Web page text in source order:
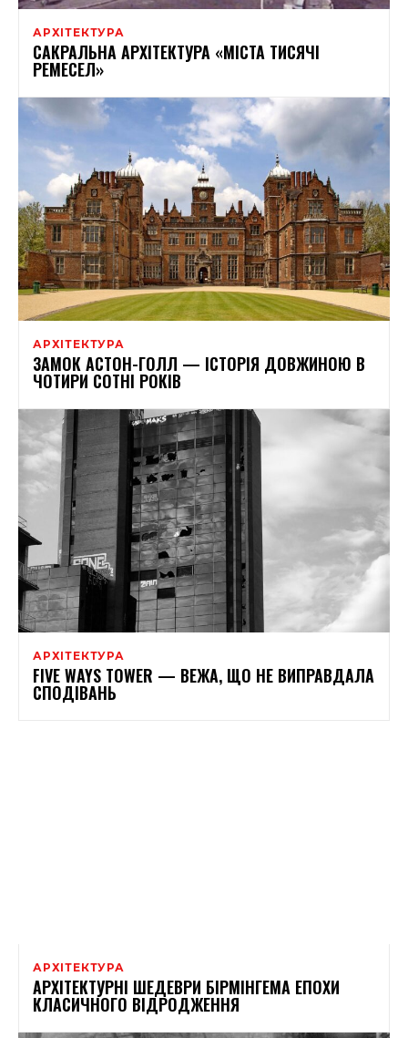
АРХІТЕКТУРА
САКРАЛЬНА АРХІТЕКТУРА «МІСТА ТИСЯЧІ
РЕМЕСЕЛ»
АРХІТЕКТУРА
ЗАМОК АСТОН-ГОЛЛ — ІСТОРІЯ ДОВЖИНОЮ В
ЧОТИРИ СОТНІ РОКІВ
АРХІТЕКТУРА
FIVE WAYS TOWER — ВЕЖА, ЩО НЕ ВИПРАВДАЛА
СПОДІВАНЬ
АРХІТЕКТУРА
АРХІТЕКТУРНІ ШЕДЕВРИ БІРМІНГЕМА ЕПОХИ
КЛАСИЧНОГО ВІДРОДЖЕННЯ